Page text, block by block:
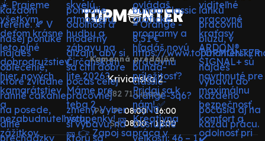
Kamenná predajňa
Krivianska 2
082 71 Lipany
Po - Pi:
So:
08:00 - 16:00
08:00 - 12:00